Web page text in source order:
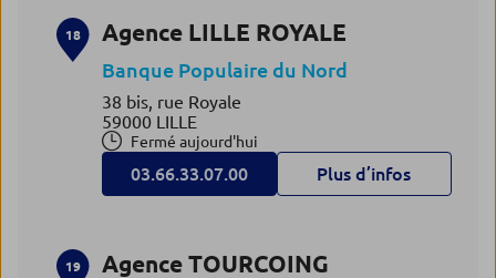
18 Agence LILLE ROYALE
Banque Populaire du Nord
38 bis, rue Royale
59000 LILLE
Fermé aujourd'hui
03.66.33.07.00 Plus d’infos
19 Agence TOURCOING